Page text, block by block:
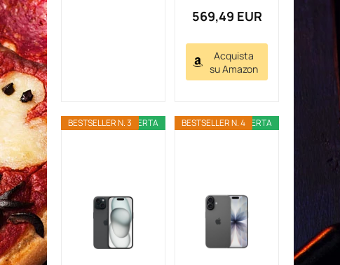
569,49 EUR
Acquista
su Amazon
OFFERTA
BESTSELLER N. 3 OFFERTA
BESTSELLER N. 4